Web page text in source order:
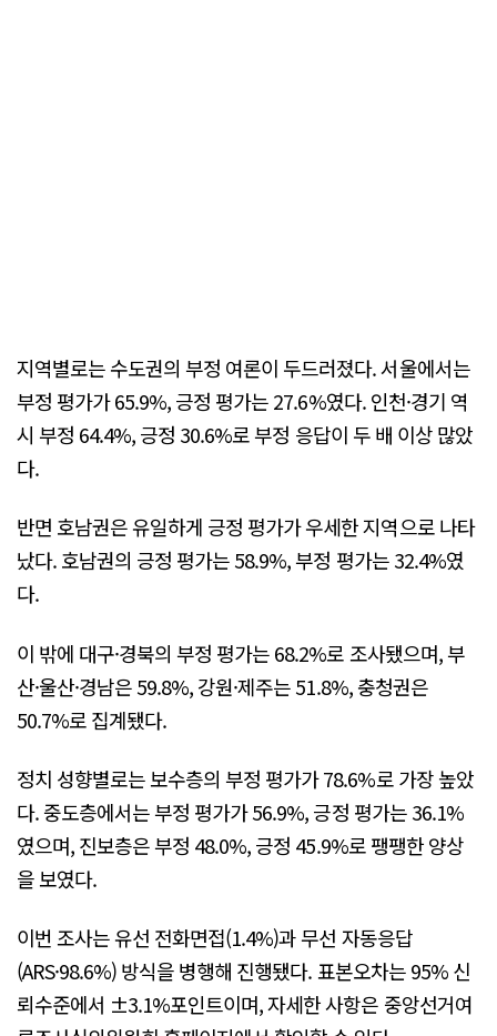
지역별로는 수도권의 부정 여론이 두드러졌다. 서울에서는
부정 평가가 65.9%, 긍정 평가는 27.6%였다. 인천·경기 역
시 부정 64.4%, 긍정 30.6%로 부정 응답이 두 배 이상 많았
다.
반면 호남권은 유일하게 긍정 평가가 우세한 지역으로 나타
났다. 호남권의 긍정 평가는 58.9%, 부정 평가는 32.4%였
다.
이 밖에 대구·경북의 부정 평가는 68.2%로 조사됐으며, 부
산·울산·경남은 59.8%, 강원·제주는 51.8%, 충청권은
50.7%로 집계됐다.
정치 성향별로는 보수층의 부정 평가가 78.6%로 가장 높았
다. 중도층에서는 부정 평가가 56.9%, 긍정 평가는 36.1%
였으며, 진보층은 부정 48.0%, 긍정 45.9%로 팽팽한 양상
을 보였다.
이번 조사는 유선 전화면접(1.4%)과 무선 자동응답
(ARS·98.6%) 방식을 병행해 진행됐다. 표본오차는 95% 신
뢰수준에서 ±3.1%포인트이며, 자세한 사항은 중앙선거여